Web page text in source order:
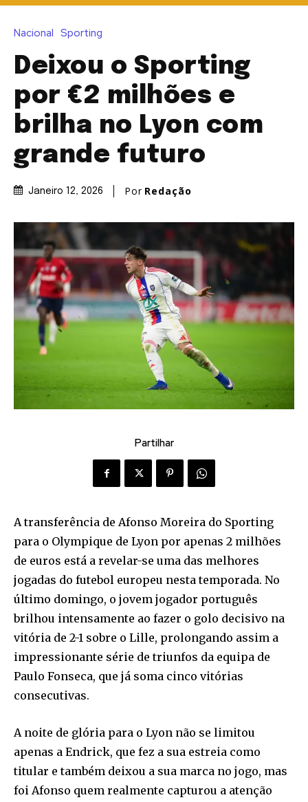
Nacional Sporting
Deixou o Sporting
por €2 milhões e
brilha no Lyon com
grande futuro
Janeiro 12, 2026 Por Redação
Partilhar
A transferência de Afonso Moreira do Sporting
para o Olympique de Lyon por apenas 2 milhões
de euros está a revelar-se uma das melhores
jogadas do futebol europeu nesta temporada. No
último domingo, o jovem jogador português
brilhou intensamente ao fazer o golo decisivo na
vitória de 2-1 sobre o Lille, prolongando assim a
impressionante série de triunfos da equipa de
Paulo Fonseca, que já soma cinco vitórias
consecutivas.
A noite de glória para o Lyon não se limitou
apenas a Endrick, que fez a sua estreia como
titular e também deixou a sua marca no jogo, mas
foi Afonso quem realmente capturou a atenção